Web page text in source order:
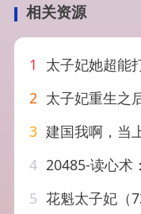
相关资源
1
太子妃她超能
2 太子妃重生之
3 建国我啊，当上太子
4 20485-读心术：救命！
5 花魁太子妃（